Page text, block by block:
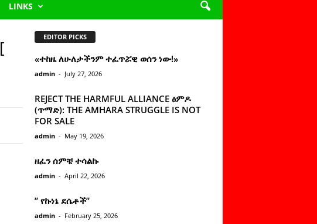
LINKS
[
EDITOR PICKS
«ተከዜ ለሁለታችንም ተፈጥሯዊ ወሰን ነው!»
admin - July 27, 2026
REJECT THE HARMFUL ALLIANCE ፅምዶ
(ጥማድ): THE AMHARA STRUGGLE IS NOT
FOR SALE
admin - May 19, 2026
ዘፈን ሰምቼ ተሳልኩ
admin - April 22, 2026
” የኩነኔ ደሴቶች’’
admin - February 25, 2026